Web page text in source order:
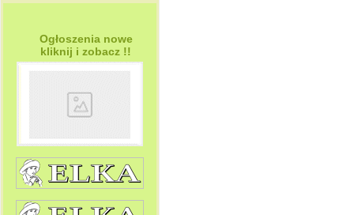
Ogłoszenia nowe
kliknij i zobacz !!